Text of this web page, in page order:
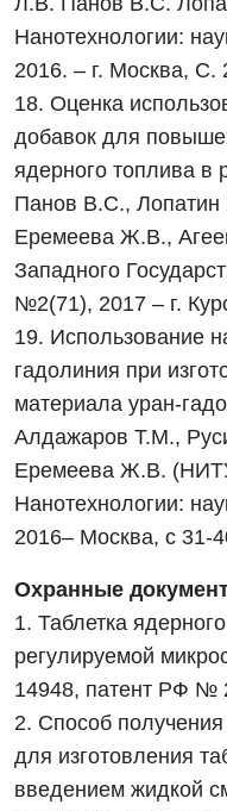
Нанотехнологии:
2016. – г. Москва, С.
18. Оценка
добавок для
ядерного топлива в
Панов В.С.,
Еремеева Ж.В.,
Западного
№2(71), 2017 – г.
19. Использование
гадолиния при
материала уран-
Алдажаров Т.М.,
Еремеева Ж.В.
Нанотехнологии:
2016– Москва, с 31-
Охранные
1. Таблетка
регулируемой
14948, патент РФ №
2. Способ
для изготовления
введением жидкой